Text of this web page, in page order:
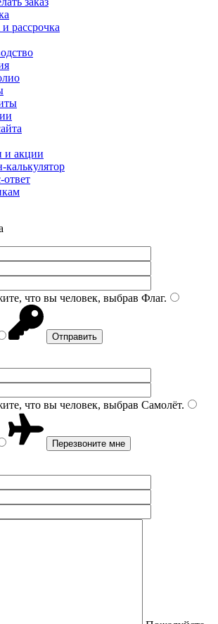
рассрочка
и акции
что вы человек, выбрав Флаг.
что вы человек, выбрав Самолёт.